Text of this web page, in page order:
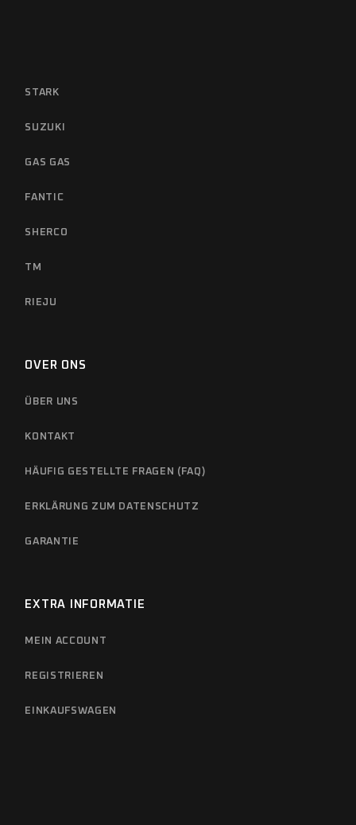
STARK
SUZUKI
GAS GAS
FANTIC
SHERCO
TM
RIEJU
OVER ONS
ÜBER UNS
KONTAKT
HÄUFIG GESTELLTE FRAGEN (FAQ)
ERKLÄRUNG ZUM DATENSCHUTZ
GARANTIE
EXTRA INFORMATIE
MEIN ACCOUNT
REGISTRIEREN
EINKAUFSWAGEN